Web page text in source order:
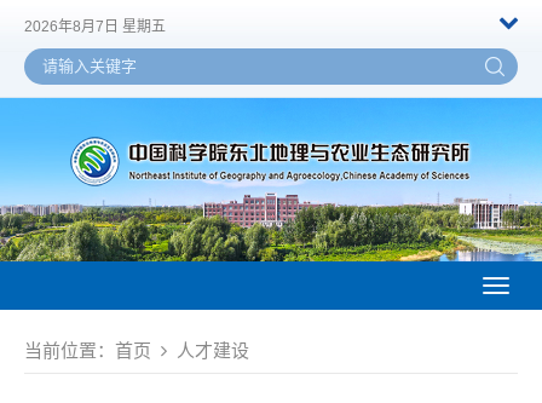
2026年8月7日 星期五
当前位置： 首页 人才建设